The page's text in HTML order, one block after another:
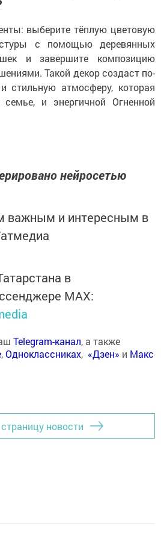
выберите тёплую цветовую
с помощью деревянных
и завершите композицию
Такой декор создаст по-
стильную атмосферу, которая
и энергичной Огненной
нейросетью
важным и интересным в
в
MАХ:
Telegram-канал, а также
,Одноклассниках, «Дзен» и Макс
новости